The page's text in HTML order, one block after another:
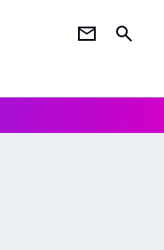
newsletter search